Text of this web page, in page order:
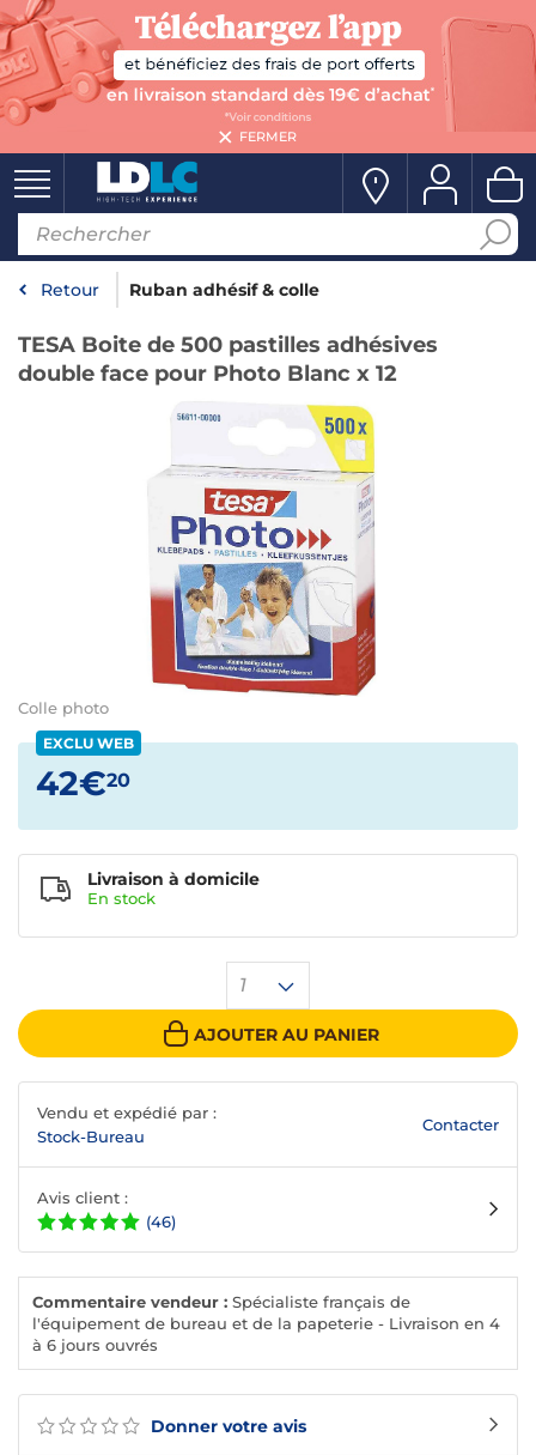
FERMER
Retour Ruban adhésif & colle
TESA Boite de 500 pastilles adhésives
double face pour Photo Blanc x 12
Colle photo
Donner votre avis
EXCLU WEB
42€20
1
AJOUTER AU PANIER
Livraison à domicile
En stock
Vendu et expédié par :
Stock-Bureau
Contacter
Avis client :
(46)
Commentaire vendeur : Spécialiste français de
l'équipement de bureau et de la papeterie - Livraison en 4
à 6 jours ouvrés